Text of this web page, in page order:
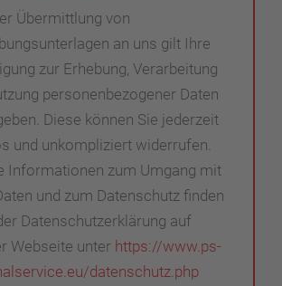
Übermittlung von
an uns gilt Ihre
zur Erhebung, Verarbeitung
personenbezogener Daten
Diese können Sie jederzeit
und unkompliziert widerrufen.
Informationen zum Umgang mit
und zum Datenschutz finden
Datenschutzerklärung auf
Webseite unter https://www.ps-
datenschutz.php